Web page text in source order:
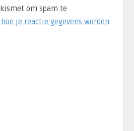
om spam te
je reactie gegevens worden